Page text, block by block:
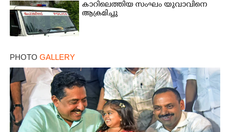
കാറിലെത്തിയ സംഘം യുവാവിനെ
ആക്രമിച്ചു
PHOTO GALLERY